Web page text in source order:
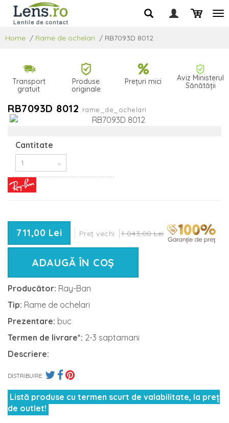
Home / Rame de ochelari / RB7093D 8012
Transport
gratuit
Produse
originale
Prețuri mici
Aviz Ministerul
Sănătății
RB7093D 8012 rame_de_ochelari
Cantitate
711,00 Lei Preț vechi: 1 043,00 Lei
ADAUGĂ ÎN COȘ
Producător: Ray-Ban
Tip: Rame de ochelari
Prezentare: buc
Termen de livrare*: 2-3 saptamani
Descriere:
DISTRIBUIRE:
Listă produse cu termen scurt de valabilitate, la preț
de outlet!